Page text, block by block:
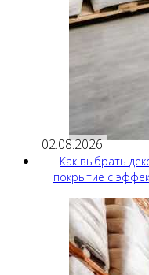
02.08.2026
Как выбрать
покрытие с